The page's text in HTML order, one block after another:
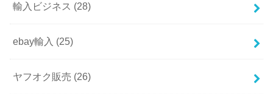
輸入ビジネス (28)
ebay輸入 (25)
ヤフオク販売 (26)